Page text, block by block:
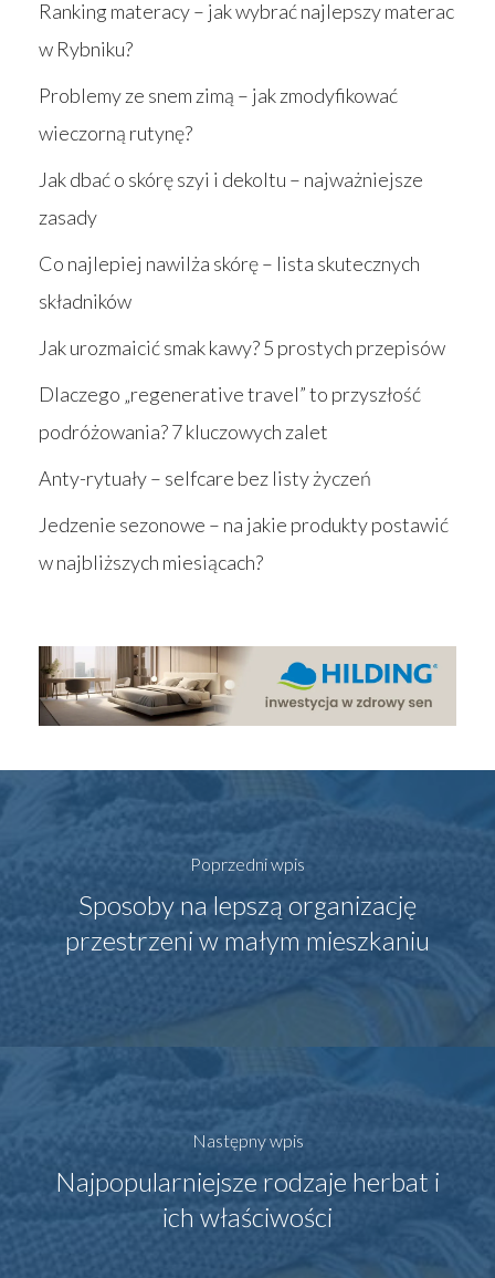
Ranking materacy – jak wybrać najlepszy materac
w Rybniku?
Problemy ze snem zimą – jak zmodyfikować
wieczorną rutynę?
Jak dbać o skórę szyi i dekoltu – najważniejsze
zasady
Co najlepiej nawilża skórę – lista skutecznych
składników
Jak urozmaicić smak kawy? 5 prostych przepisów
Dlaczego „regenerative travel” to przyszłość
podróżowania? 7 kluczowych zalet
Anty-rytuały – selfcare bez listy życzeń
Jedzenie sezonowe – na jakie produkty postawić
w najbliższych miesiącach?
Poprzedni wpis
Sposoby na lepszą organizację
przestrzeni w małym mieszkaniu
Następny wpis
Najpopularniejsze rodzaje herbat i
ich właściwości